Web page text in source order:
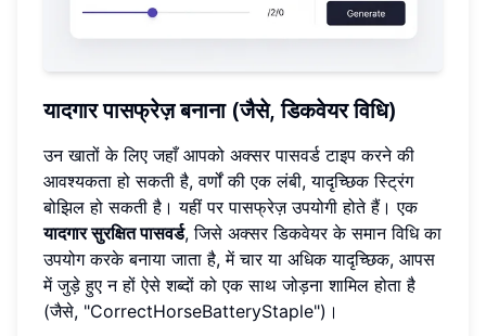
यादगार पासफ्रेज़ बनाना (जैसे, डिकवेयर विधि)
उन खातों के लिए जहाँ आपको अक्सर पासवर्ड टाइप करने की
आवश्यकता हो सकती है, वर्णों की एक लंबी, यादृच्छिक स्ट्रिंग
बोझिल हो सकती है। यहीं पर पासफ्रेज़ उपयोगी होते हैं। एक
यादगार सुरक्षित पासवर्ड, जिसे अक्सर डिकवेयर के समान विधि का
उपयोग करके बनाया जाता है, में चार या अधिक यादृच्छिक, आपस
में जुड़े हुए न हों ऐसे शब्दों को एक साथ जोड़ना शामिल होता है
(जैसे, "CorrectHorseBatteryStaple")।